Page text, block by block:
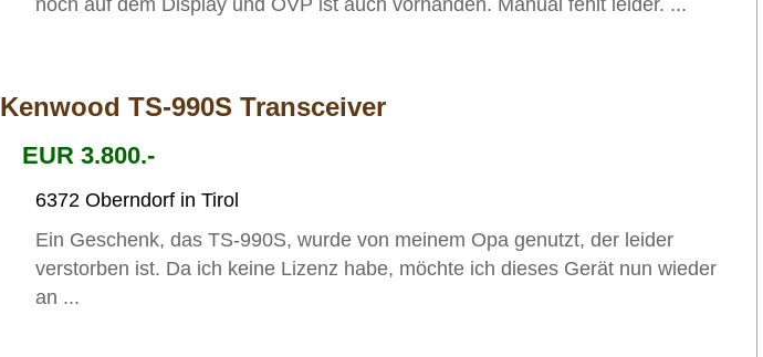
Kenwood TS-990S Transceiver
EUR 3.800.-
6372 Oberndorf in Tirol
Ein Geschenk, das TS-990S, wurde von meinem Opa genutzt, der leider
verstorben ist. Da ich keine Lizenz habe, möchte ich dieses Gerät nun wieder
an ...